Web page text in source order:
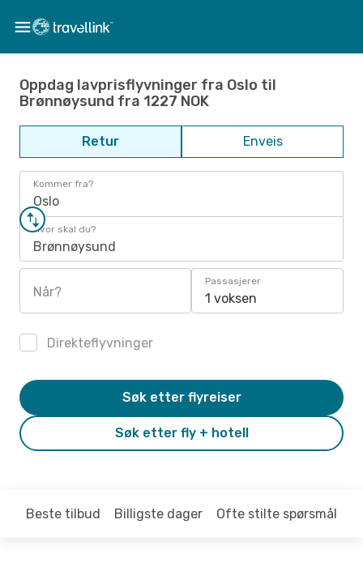
Oppdag lavprisflyvninger fra Oslo til
Brønnøysund fra 1227 NOK
Retur Enveis
Kommer fra?
Oslo
Hvor skal du?
Brønnøysund
Når?
Passasjerer
1 voksen
Direkteflyvninger
Søk etter fly + hotell
Søk etter flyreiser
Beste tilbud Billigste dager Ofte stilte spørsmål